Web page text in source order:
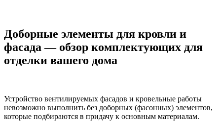
Доборные элементы для кровли и
фасада — обзор комплектующих для
отделки вашего дома
Устройство вентилируемых фасадов и кровельные работы
невозможно выполнить без доборных (фасонных) элементов,
которые подбираются в придачу к основным материалам.